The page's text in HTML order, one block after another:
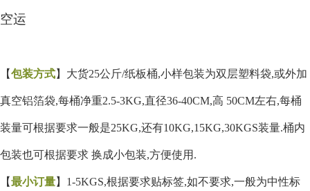
空运
【包装方式】大货25公斤/纸板桶,小样包装为双层塑料袋,或外加
真空铝箔袋,每桶净重2.5-3KG,直径36-40CM,高 50CM左右,每桶
装量可根据要求一般是25KG,还有10KG,15KG,30KGS装量.桶内
包装也可根据要求 换成小包装,方便使用.
【最小订量】 1-5KGS,根据要求贴标签,如不要求,一般为中性标